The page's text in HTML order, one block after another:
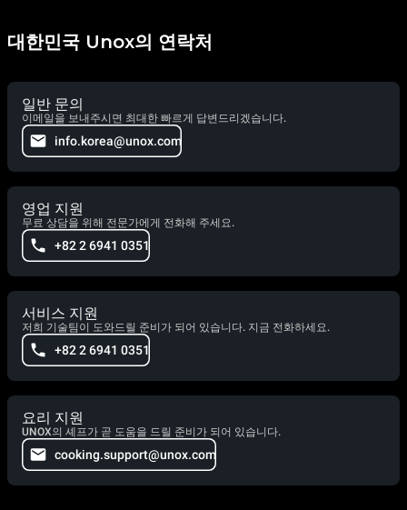
대한민국 Unox의 연락처
일반 문의
이메일을 보내주시면 최대한 빠르게 답변드리겠습니다.
info.korea@unox.com
영업 지원
무료 상담을 위해 전문가에게 전화해 주세요.
+82 2 6941 0351
서비스 지원
저희 기술팀이 도와드릴 준비가 되어 있습니다. 지금 전화하세요.
+82 2 6941 0351
요리 지원
UNOX의 셰프가 곧 도움을 드릴 준비가 되어 있습니다.
cooking.support@unox.com